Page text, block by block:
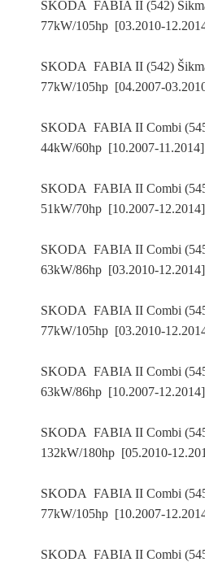
SKODA FABIA II (542)
77kW/105hp [03.2010-
SKODA FABIA II (542)
77kW/105hp [04.2007-
SKODA FABIA II Combi
44kW/60hp [10.2007-
SKODA FABIA II Combi
51kW/70hp [10.2007-
SKODA FABIA II Combi
63kW/86hp [03.2010-
SKODA FABIA II Combi
77kW/105hp [03.2010-
SKODA FABIA II Combi
63kW/86hp [10.2007-
SKODA FABIA II Combi
132kW/180hp [05.2010-
SKODA FABIA II Combi
77kW/105hp [10.2007-
SKODA FABIA II Combi